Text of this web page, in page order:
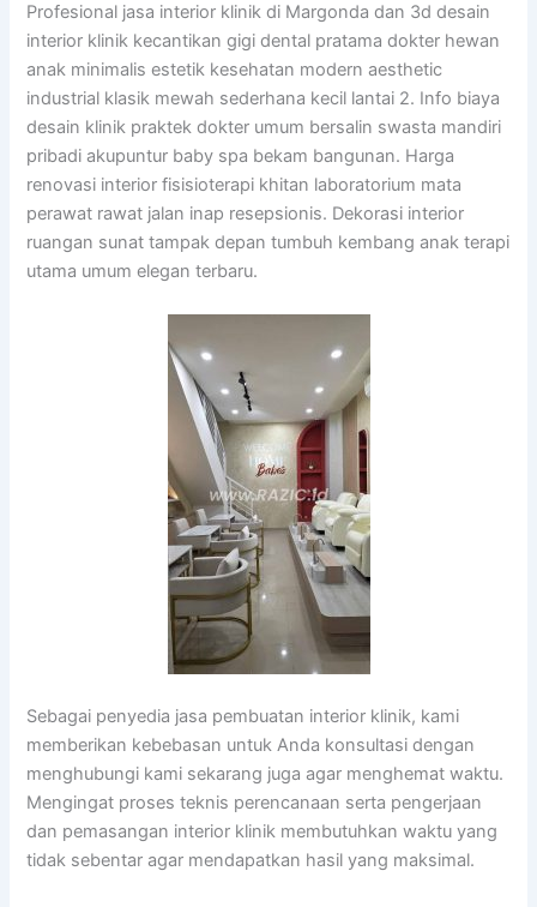
Profesional jasa interior klinik di Margonda dan 3d desain
interior klinik kecantikan gigi dental pratama dokter hewan
anak minimalis estetik kesehatan modern aesthetic
industrial klasik mewah sederhana kecil lantai 2. Info biaya
desain klinik praktek dokter umum bersalin swasta mandiri
pribadi akupuntur baby spa bekam bangunan. Harga
renovasi interior fisisioterapi khitan laboratorium mata
perawat rawat jalan inap resepsionis. Dekorasi interior
ruangan sunat tampak depan tumbuh kembang anak terapi
utama umum elegan terbaru.
Sebagai penyedia jasa pembuatan interior klinik, kami
memberikan kebebasan untuk Anda konsultasi dengan
menghubungi kami sekarang juga agar menghemat waktu.
Mengingat proses teknis perencanaan serta pengerjaan
dan pemasangan interior klinik membutuhkan waktu yang
tidak sebentar agar mendapatkan hasil yang maksimal.